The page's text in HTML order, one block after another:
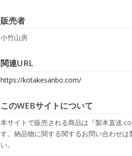
販売者
小竹山房
関連URL
https://kotakesanbo.com/
このWEBサイトについて
本サイトで販売される商品は『製本直送
す。納品物に関する関するお問い合わせ
い。